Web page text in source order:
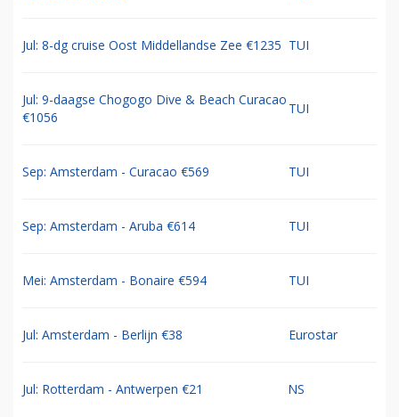
Jul: 8-dg cruise Oost Middellandse Zee €1235 TUI
Jul: 9-daagse Chogogo Dive & Beach Curacao
€1056
TUI
Sep: Amsterdam - Curacao €569 TUI
Sep: Amsterdam - Aruba €614 TUI
Mei: Amsterdam - Bonaire €594 TUI
Jul: Amsterdam - Berlijn €38 Eurostar
Jul: Rotterdam - Antwerpen €21 NS